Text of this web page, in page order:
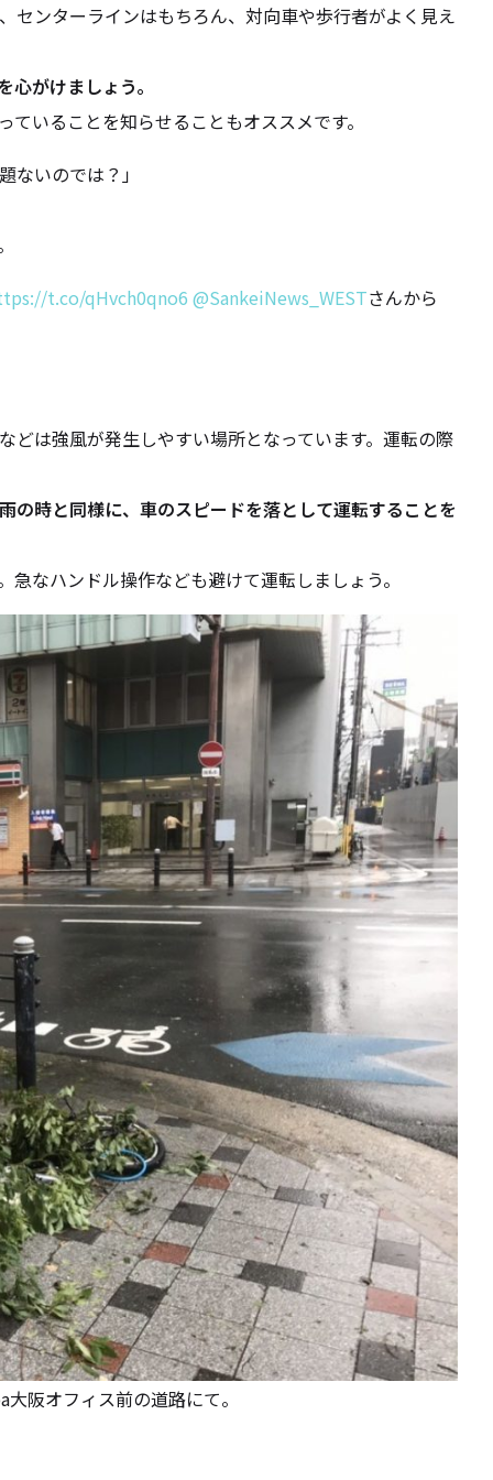
センターラインはもちろん、対向車や歩行者がよく見え
がけましょう。
いることを知らせることもオススメです。
ないのでは？」
t.co/qHvch0qno6 @SankeiNews_WESTさんから
は強風が発生しやすい場所となっています。運転の際
の時と同様に、車のスピードを落として運転することを
なハンドル操作なども避けて運転しましょう。
阪オフィス前の道路にて。